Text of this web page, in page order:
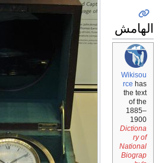
الهامش
Wikisou
rce has
the text
of the
1885–
1900
Dictiona
ry of
National
Biograp